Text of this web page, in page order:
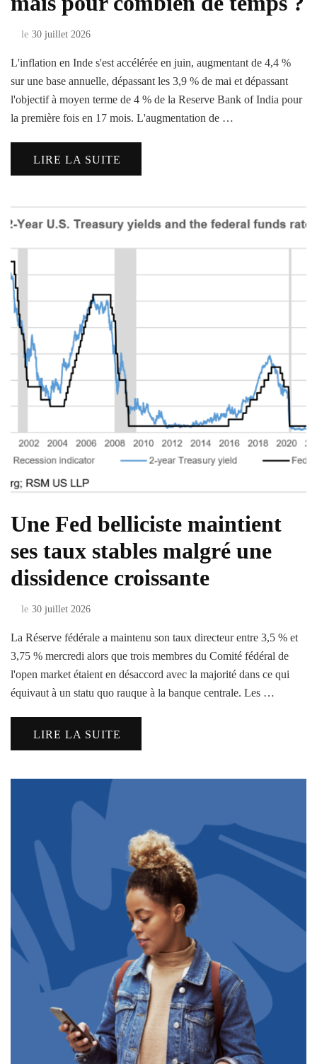
le 30 juillet 2026
L'inflation en Inde s'est accélérée en juin, augmentant de 4,4 %
sur une base annuelle, dépassant les 3,9 % de mai et dépassant
l'objectif à moyen terme de 4 % de la Reserve Bank of India pour
la première fois en 17 mois. L'augmentation de …
LIRE LA SUITE
Une Fed belliciste maintient
ses taux stables malgré une
dissidence croissante
le 30 juillet 2026
La Réserve fédérale a maintenu son taux directeur entre 3,5 % et
3,75 % mercredi alors que trois membres du Comité fédéral de
l'open market étaient en désaccord avec la majorité dans ce qui
équivaut à un statu quo rauque à la banque centrale. Les …
LIRE LA SUITE